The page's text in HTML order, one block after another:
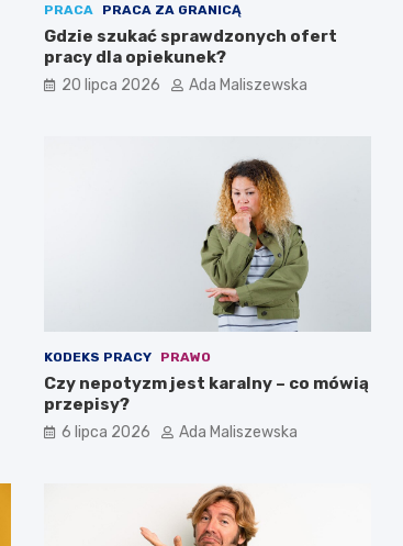
PRACA PRACA ZA GRANICĄ
Gdzie szukać sprawdzonych ofert
pracy dla opiekunek?
20 lipca 2026 Ada Maliszewska
KODEKS PRACY PRAWO
Czy nepotyzm jest karalny – co mówią
przepisy?
6 lipca 2026 Ada Maliszewska